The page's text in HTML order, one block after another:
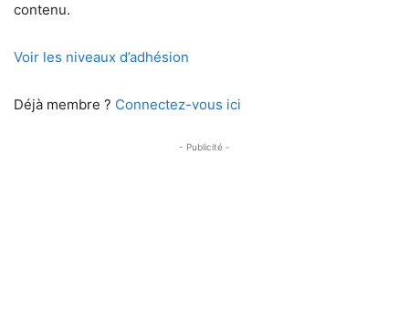
contenu.
Voir les niveaux d’adhésion
Déjà membre ? Connectez-vous ici
- Publicité -